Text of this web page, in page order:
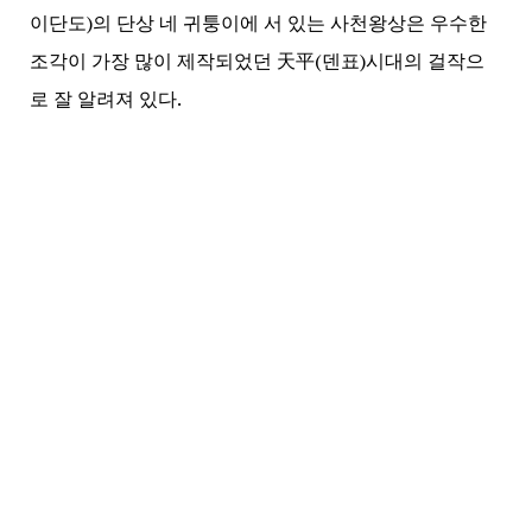
이단도)의 단상 네 귀퉁이에 서 있는 사천왕상은 우수한
조각이 가장 많이 제작되었던 天平(덴표)시대의 걸작으
로 잘 알려져 있다.